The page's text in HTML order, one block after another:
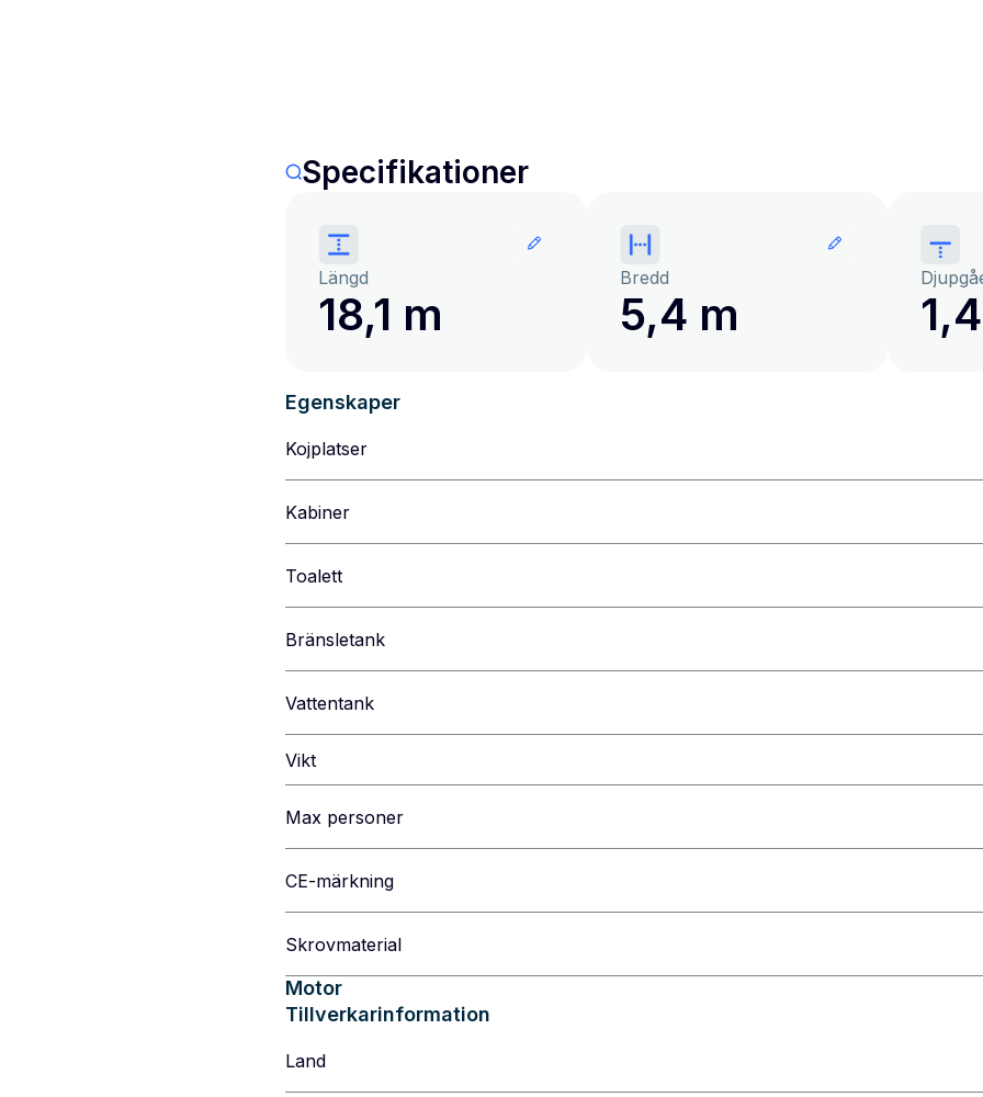
Specifikationer
Längd
18,1 m
Bredd
5,4 m
Egenskaper
Kojplatser
Kabiner
Toalett
Bränsletank
Vattentank
Vikt
Max personer
CE-märkning
Skrovmaterial
Motor
Tillverkarinformation
Land